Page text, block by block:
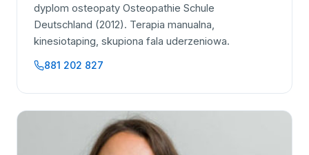
dyplom osteopaty Osteopathie Schule
Deutschland (2012). Terapia manualna,
kinesiotaping, skupiona fala uderzeniowa.
881 202 827